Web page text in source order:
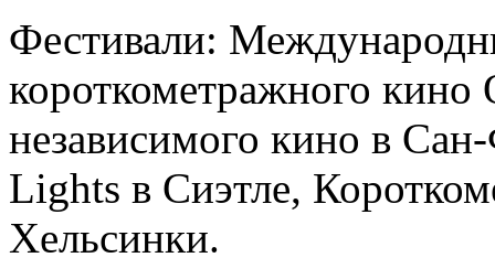
Фестивали:
короткометражного кино
независимого кино в
Lights в Сиэтле,
Хельсинки.